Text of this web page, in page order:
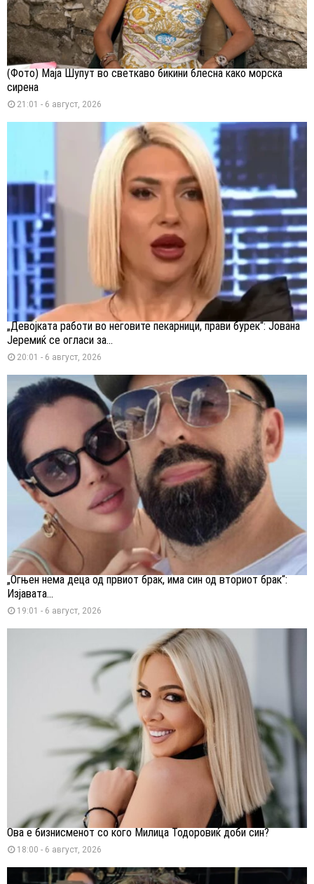
(Фото) Маја Шупут во светкаво бикини блесна како морска
сирена
21:01 - 6 август, 2026
„Девојката работи во неговите пекарници, прави бурек“: Јована
Јеремиќ се огласи за...
20:01 - 6 август, 2026
„Огњен нема деца од првиот брак, има син од вториот брак“:
Изјавата...
19:01 - 6 август, 2026
Ова е бизнисменот со кого Милица Тодоровиќ доби син?
18:00 - 6 август, 2026